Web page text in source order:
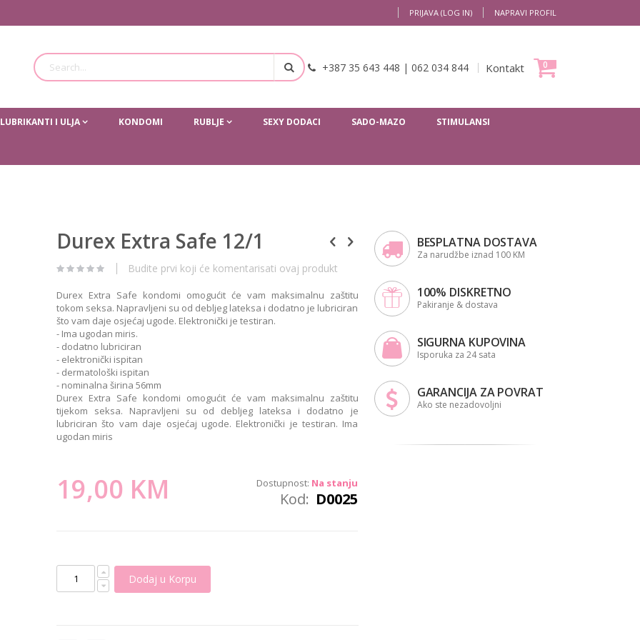
PRIJAVA (LOG IN) NAPRAVI PROFIL
Moja Korpa
0
+387 35 643 448 | 062 034 844 Kontakt
LUBRIKANTI I ULJA KONDOMI RUBLJE SEXY DODACI SADO-MAZO STIMULANSI
Durex Extra Safe 12/1
Budite prvi koji će komentarisati ovaj produkt
Durex Extra Safe kondomi omogućit će vam maksimalnu zaštitu
tokom seksa. Napravljeni su od debljeg lateksa i dodatno je lubriciran
što vam daje osjećaj ugode. Elektronički je testiran.
- Ima ugodan miris.
- dodatno lubriciran
- elektronički ispitan
- dermatološki ispitan
- nominalna širina 56mm
Durex Extra Safe kondomi omogućit će vam maksimalnu zaštitu
tijekom seksa. Napravljeni su od debljeg lateksa i dodatno je
lubriciran što vam daje osjećaj ugode. Elektronički je testiran. Ima
ugodan miris
19,00 KM Dostupnost: Na stanju
Kod D0025
Dodaj u Korpu
BESPLATNA DOSTAVA
Za narudžbe iznad 100 KM
100% DISKRETNO
Pakiranje & dostava
SIGURNA KUPOVINA
Isporuka za 24 sata
GARANCIJA ZA POVRAT
Ako ste nezadovoljni